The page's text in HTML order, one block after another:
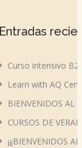
Entradas
Curso intensivo B2
Learn with AQ
BIENVENIDOS AL
CURSOS DE
¡¡¡BIENVENIDOS